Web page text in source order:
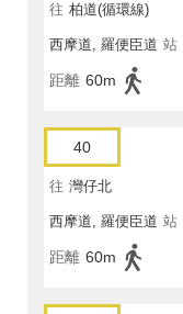
往 柏道(循環線)
西摩道, 羅便臣道 站
距離 60m
40
往 灣仔北
西摩道, 羅便臣道 站
距離 60m